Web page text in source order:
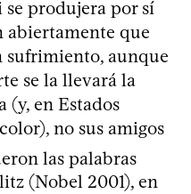
se produjera por sí
abiertamente que
sufrimiento, aunque
se la llevará la
(y, en Estados
no sus amigos
las palabras
(Nobel 2001), en